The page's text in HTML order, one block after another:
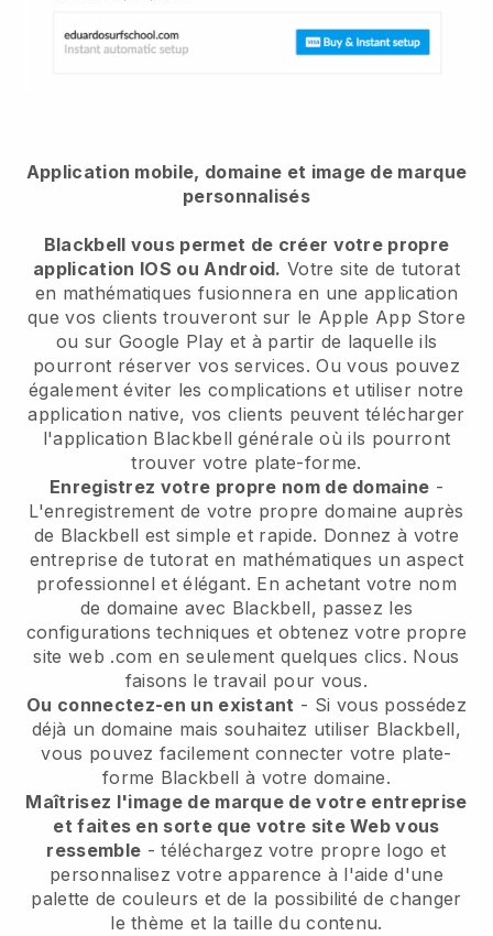
Application mobile, domaine et image de marque
personnalisés
Blackbell vous permet de créer votre propre
application IOS ou Android. Votre site de tutorat
en mathématiques fusionnera en une application
que vos clients trouveront sur le Apple App Store
ou sur Google Play et à partir de laquelle ils
pourront réserver vos services. Ou vous pouvez
également éviter les complications et utiliser notre
application native, vos clients peuvent télécharger
l'application Blackbell générale où ils pourront
trouver votre plate-forme.
Enregistrez votre propre nom de domaine -
L'enregistrement de votre propre domaine auprès
de Blackbell est simple et rapide. Donnez à votre
entreprise de tutorat en mathématiques un aspect
professionnel et élégant. En achetant votre nom
de domaine avec Blackbell, passez les
configurations techniques et obtenez votre propre
site web .com en seulement quelques clics. Nous
faisons le travail pour vous.
Ou connectez-en un existant - Si vous possédez
déjà un domaine mais souhaitez utiliser Blackbell,
vous pouvez facilement connecter votre plate-
forme Blackbell à votre domaine.
Maîtrisez l'image de marque de votre entreprise
et faites en sorte que votre site Web vous
ressemble - téléchargez votre propre logo et
personnalisez votre apparence à l'aide d'une
palette de couleurs et de la possibilité de changer
le thème et la taille du contenu.